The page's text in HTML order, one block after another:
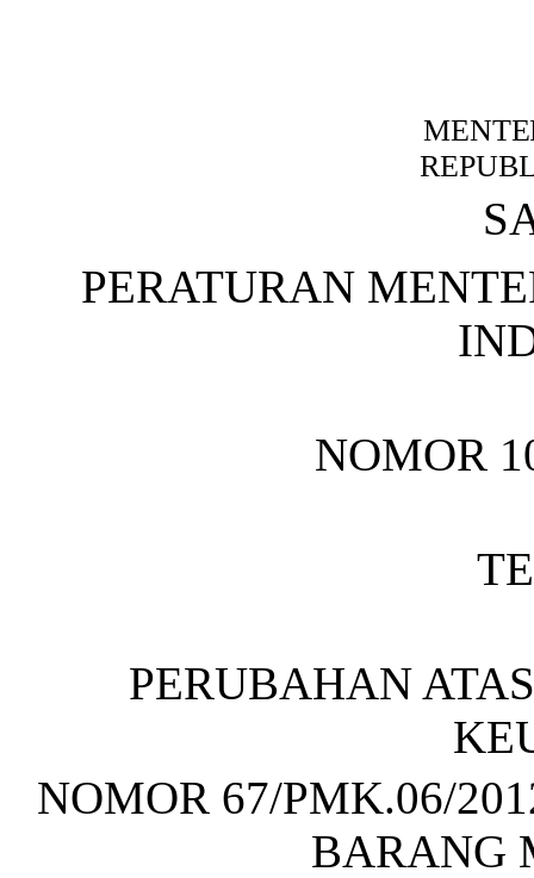
PERATURAN
NOMOR
PERUBAHAN
NOMOR 67/PMK.06/
BARANG